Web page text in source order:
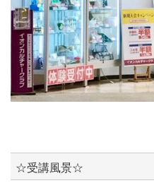
☆受講風景☆